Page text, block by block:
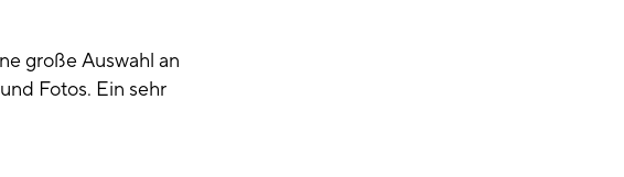
große Auswahl an
Fotos. Ein sehr